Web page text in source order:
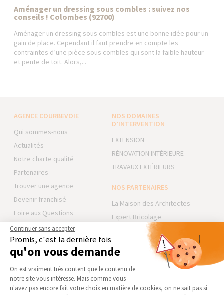
Aménager un dressing sous combles : suivez nos
conseils ! Colombes (92700)
Aménager un dressing sous combles est une bonne idée pour un
gain de place. Cependant il faut prendre en compte les
contraintes d’une pièce sous combles qui sont la faible hauteur
et pente de toit. Alors,...
AGENCE COURBEVOIE
Qui sommes-nous
Actualités
Notre charte qualité
Partenaires
Trouver une agence
Devenir franchisé
Foire aux Questions
Conditions générales
d’intervention
Mentions légales
NOS DOMAINES
D’INTERVENTION
EXTENSION
RÉNOVATION INTÉRIEURE
TRAVAUX EXTÉRIEURS
NOS PARTENAIRES
La Maison des Architectes
Expert Bricolage
Intégrer notre réseau
Des travaux pour les pros ?
NOS GUIDES THÉMATIQUES
Continuer sans accepter
Promis, c'est la dernière fois
qu'on vous demande
Plateforme de Gestion du
On est vraiment très content que le contenu de
notre site vous intéresse. Mais comme vous
n'avez pas encore fait votre choix en matière de cookies, on ne sait pas si
Axeptio consent